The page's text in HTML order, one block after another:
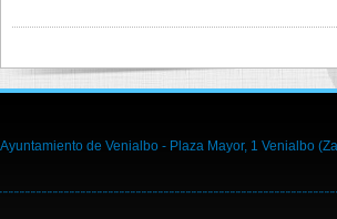
Ayuntamiento de Venialbo - Plaza Mayor, 1 Venialbo